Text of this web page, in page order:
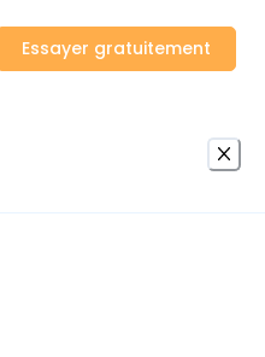
Essayer gratuitement